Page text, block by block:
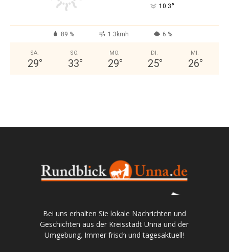
10.3°
89 % 1.3kmh 6 %
SA.
29°
SO.
33°
MO.
29°
DI.
25°
MI.
26°
Bei uns erhalten Sie lokale Nachrichten und
Geschichten aus der Kreisstadt Unna und der
Umgebung. Immer frisch und tagesaktuell!